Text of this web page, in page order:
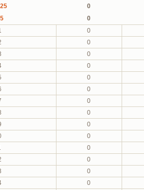
0
0
0
0
0
0
0
0
0
0
0
0
0
0
0
0